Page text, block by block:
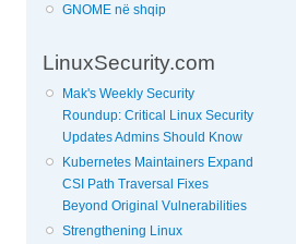
GNOME në shqip
LinuxSecurity.com
Mak's Weekly Security
Roundup: Critical Linux Security
Updates Admins Should Know
Kubernetes Maintainers Expand
CSI Path Traversal Fixes
Beyond Original Vulnerabilities
Strengthening Linux